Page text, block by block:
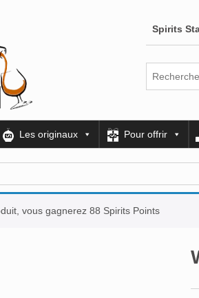
Spirits
Les originaux Pour offrir
vous gagnerez 88 Spirits Points